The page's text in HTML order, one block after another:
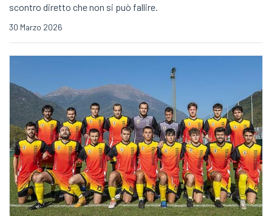
scontro diretto che non si può fallire.
30 Marzo 2026